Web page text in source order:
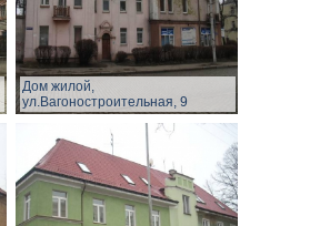
Дом жилой,
ул.Вагоностроительная, 9